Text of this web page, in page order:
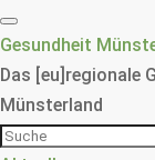
Gesundheit
Das [eu]regionale
Münsterland